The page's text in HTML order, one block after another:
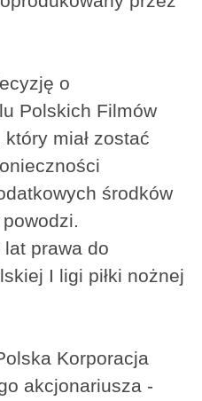
o
Polskich Filmów
miał zostać
środków
lat prawa do
I ligi piłki nożnej
Korporacja
akcjonariusza -